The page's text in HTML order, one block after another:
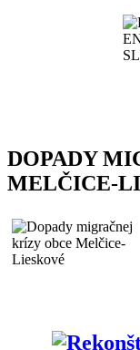
DOPADY
MELČICE-